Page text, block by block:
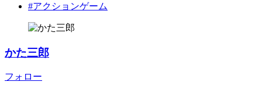
#アクションゲーム
かた三郎
フォロー